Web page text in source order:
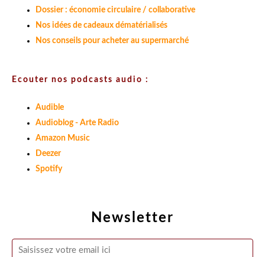
Newsletter
Dossier : économie circulaire / collaborative
Nos idées de cadeaux dématérialisés
Nos conseils pour acheter au supermarché
Ecouter nos podcasts audio :
Audible
Audioblog - Arte Radio
Amazon Music
Deezer
Spotify